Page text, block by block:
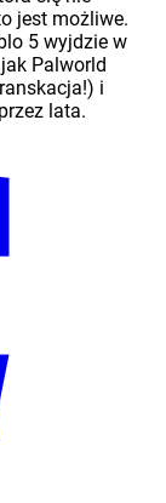
jest możliwe.
5 wyjdzie w
Palworld
i
lata.